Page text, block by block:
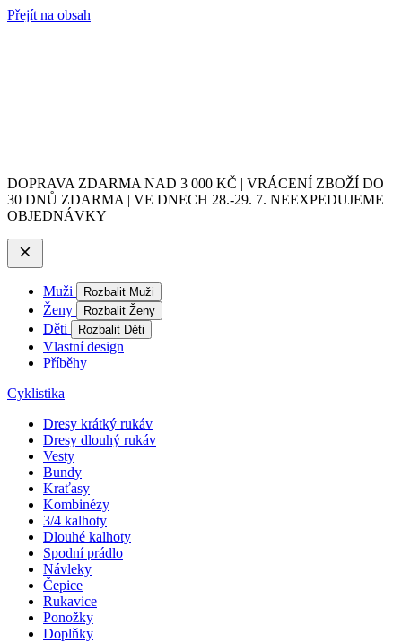
Přejít na obsah
DOPRAVA ZDARMA NAD 3 000 KČ | VRÁCENÍ ZBOŽÍ DO
30 DNŮ ZDARMA | VE DNECH 28.-29. 7. NEEXPEDUJEME
OBJEDNÁVKY
Muži Rozbalit Muži
Ženy Rozbalit Ženy
Děti Rozbalit Děti
Vlastní design
Příběhy
Cyklistika
Dresy krátký rukáv
Dresy dlouhý rukáv
Vesty
Bundy
Kraťasy
Kombinézy
3/4 kalhoty
Dlouhé kalhoty
Spodní prádlo
Návleky
Čepice
Rukavice
Ponožky
Doplňky